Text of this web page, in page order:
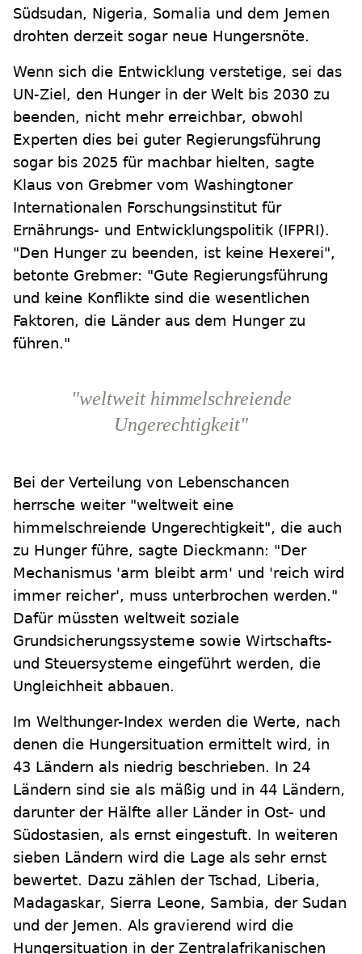
Südsudan, Nigeria, Somalia und dem Jemen
drohten derzeit sogar neue Hungersnöte.
Wenn sich die Entwicklung verstetige, sei das
UN-Ziel, den Hunger in der Welt bis 2030 zu
beenden, nicht mehr erreichbar, obwohl
Experten dies bei guter Regierungsführung
sogar bis 2025 für machbar hielten, sagte
Klaus von Grebmer vom Washingtoner
Internationalen Forschungsinstitut für
Ernährungs- und Entwicklungspolitik (IFPRI).
"Den Hunger zu beenden, ist keine Hexerei",
betonte Grebmer: "Gute Regierungsführung
und keine Konflikte sind die wesentlichen
Faktoren, die Länder aus dem Hunger zu
führen."
"weltweit himmelschreiende
Ungerechtigkeit"
Bei der Verteilung von Lebenschancen
herrsche weiter "weltweit eine
himmelschreiende Ungerechtigkeit", die auch
zu Hunger führe, sagte Dieckmann: "Der
Mechanismus 'arm bleibt arm' und 'reich wird
immer reicher', muss unterbrochen werden."
Dafür müssten weltweit soziale
Grundsicherungssysteme sowie Wirtschafts-
und Steuersysteme eingeführt werden, die
Ungleichheit abbauen.
Im Welthunger-Index werden die Werte, nach
denen die Hungersituation ermittelt wird, in
43 Ländern als niedrig beschrieben. In 24
Ländern sind sie als mäßig und in 44 Ländern,
darunter der Hälfte aller Länder in Ost- und
Südostasien, als ernst eingestuft. In weiteren
sieben Ländern wird die Lage als sehr ernst
bewertet. Dazu zählen der Tschad, Liberia,
Madagaskar, Sierra Leone, Sambia, der Sudan
und der Jemen. Als gravierend wird die
Hungersituation in der Zentralafrikanischen